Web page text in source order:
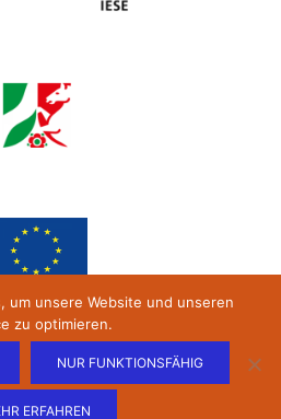
um unsere Website und unseren
zu optimieren.
NUR FUNKTIONSFÄHIG
ERFAHREN